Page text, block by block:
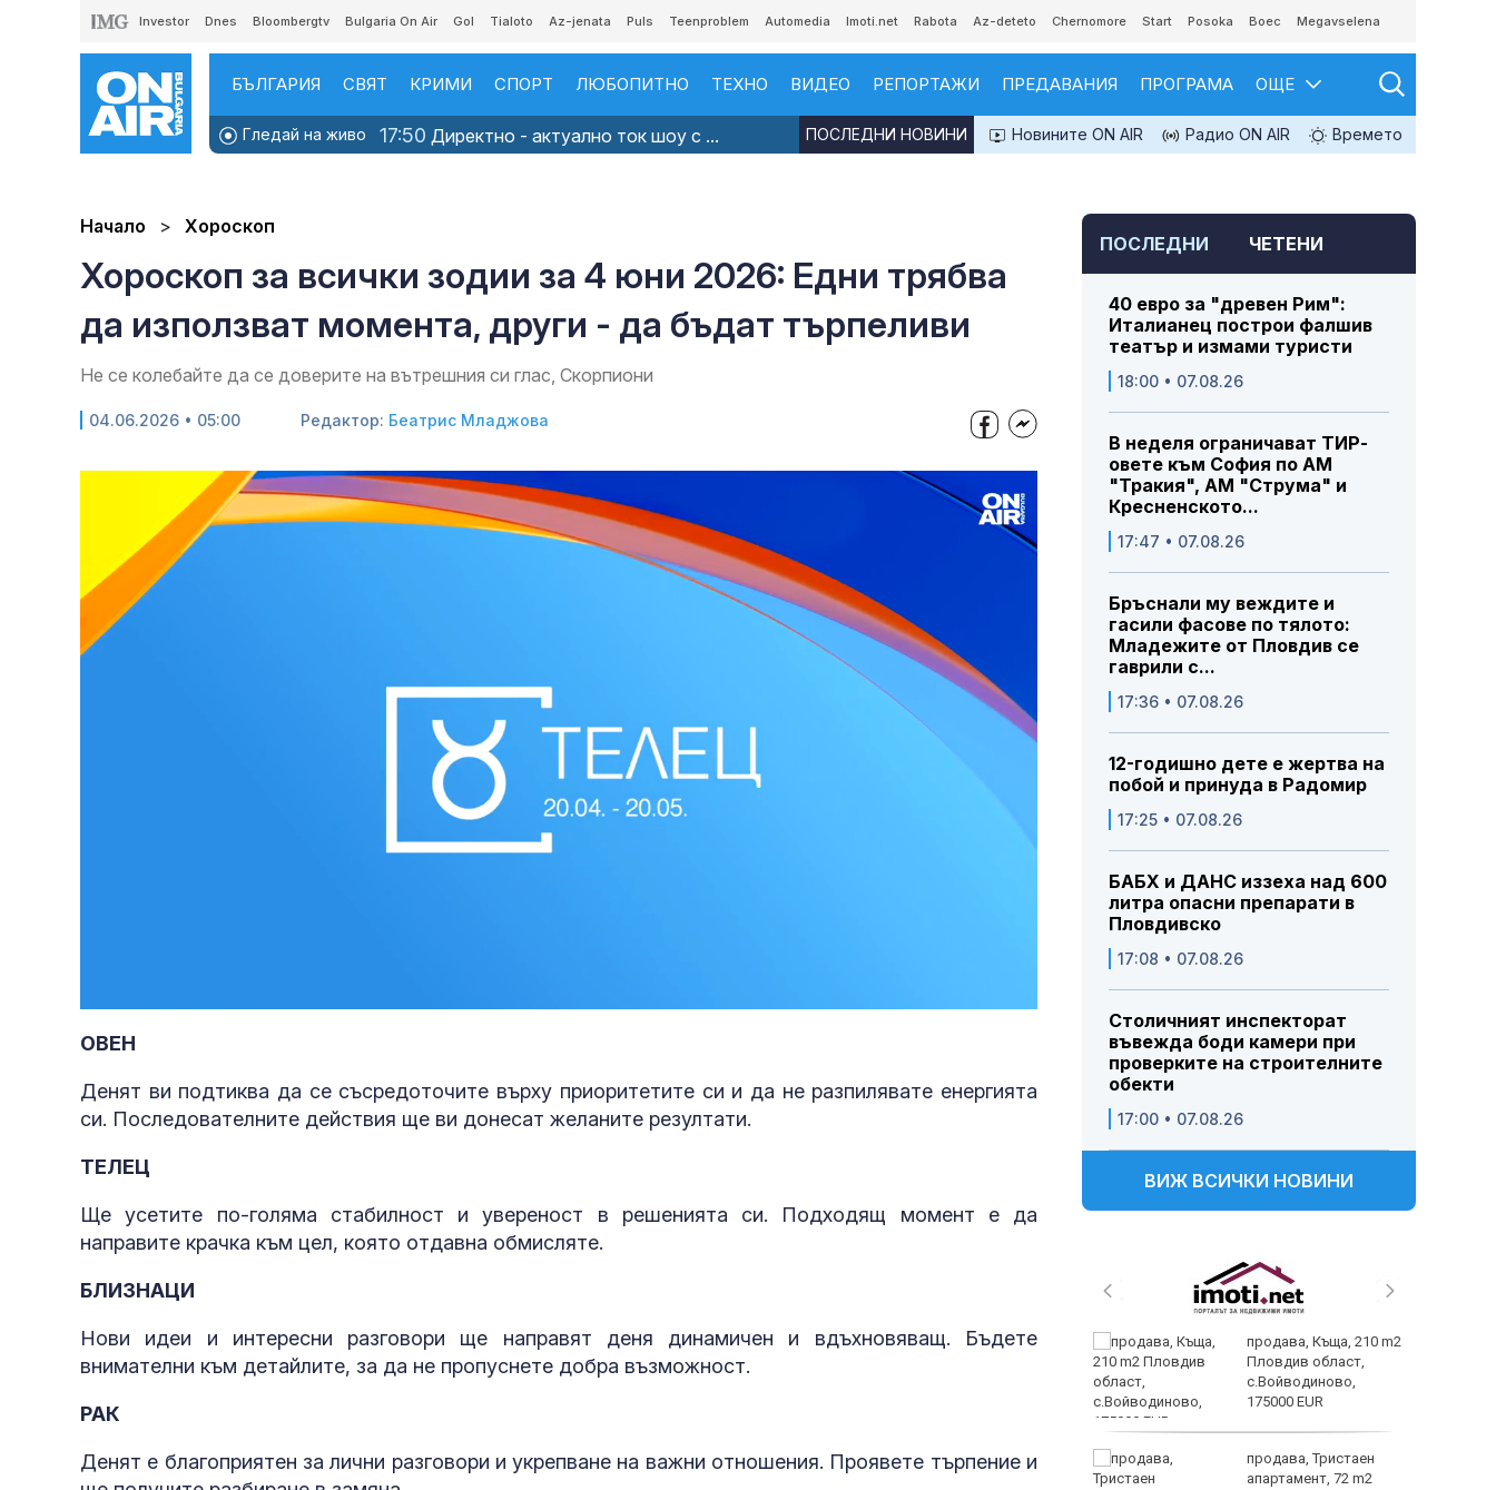
Investor Dnes Bloombergtv Bulgaria On Air Gol Tialoto Az-jenata Puls Teenproblem Automedia Imoti.net Rabota Az-deteto Chernomore Start Posoka Boec Megavselena
БЪЛГАРИЯ СВЯТ КРИМИ СПОРТ ЛЮБОПИТНО ТЕХНО ВИДЕО РЕПОРТАЖИ ПРЕДАВАНИЯ ПРОГРАМА ОЩЕ
Гледай на живо 17:50 Директно - актуално ток шоу с ... Новините ON AIR Радио ON AIR Времето
ПОСЛЕДНИ НОВИНИ
Начало Хороскоп
Хороскоп за всички зодии за 4 юни 2026: Едни трябва
да използват момента, други - да бъдат търпеливи
Не се колебайте да се доверите на вътрешния си глас, Скорпиони
04.06.2026 • 05:00 Редактор: Беатрис Младжова
ОВЕН
Денят ви подтиква да се съсредоточите върху приоритетите си и да не разпилявате енергията
си. Последователните действия ще ви донесат желаните резултати.
ТЕЛЕЦ
Ще усетите по-голяма стабилност и увереност в решенията си. Подходящ момент е да
направите крачка към цел, която отдавна обмисляте.
БЛИЗНАЦИ
Нови идеи и интересни разговори ще направят деня динамичен и вдъхновяващ. Бъдете
внимателни към детайлите, за да не пропуснете добра възможност.
РАК
Денят е благоприятен за лични разговори и укрепване на важни отношения. Проявете търпение и
ПОСЛЕДНИ ЧЕТЕНИ
40 евро за "древен Рим":
Италианец построи фалшив
театър и измами туристи
18:00 • 07.08.26
В неделя ограничават ТИР-
овете към София по АМ
"Тракия", АМ "Струма" и
Кресненското...
17:47 • 07.08.26
Бръснали му веждите и
гасили фасове по тялото:
Младежите от Пловдив се
гаврили с...
17:36 • 07.08.26
12-годишно дете е жертва на
побой и принуда в Радомир
17:25 • 07.08.26
БАБХ и ДАНС иззеха над 600
литра опасни препарати в
Пловдивско
17:08 • 07.08.26
Столичният инспекторат
въвежда боди камери при
проверките на строителните
обекти
17:00 • 07.08.26
ВИЖ ВСИЧКИ НОВИНИ
Защо някои хора са
като магнит за
комарите, а други се
14-годишен от Перник
Кървене след секс –
Почти половината
бебета по света са
продава, Къща, 210 m2
Пловдив област,
с.Войводиново,
175000 EUR
продава, Тристаен
апартамент, 72 m2